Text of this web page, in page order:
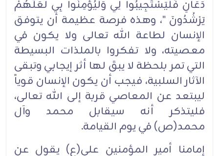
دَعَانِ فَلْيَسْتَجِيبُوا لِي وَلْيُؤْمِنُوا بِي لَعَلَّهُمْ
يَرْشُدُونَ "، وهذه فرصة عظيمة أن يتوفق
الإنسان لطاعة الله تعالى ولا يكون في
معصيته، ولا تفكروا بالملذات البسيطة
التي تمر بلحظة لا يبقَ لها أثر إيجابي وتبقى
الآثار السلبية، فيجب أن يكون الإنسان قوياً
ليبتعد عن المعاصي قربة إلى الله تعالى،
فليتذكر أنه سيقابل محمد وآل
محمد(ص) في يوم القيامة.
إمامنا أمير المؤمنين علي(ع) يقول عن